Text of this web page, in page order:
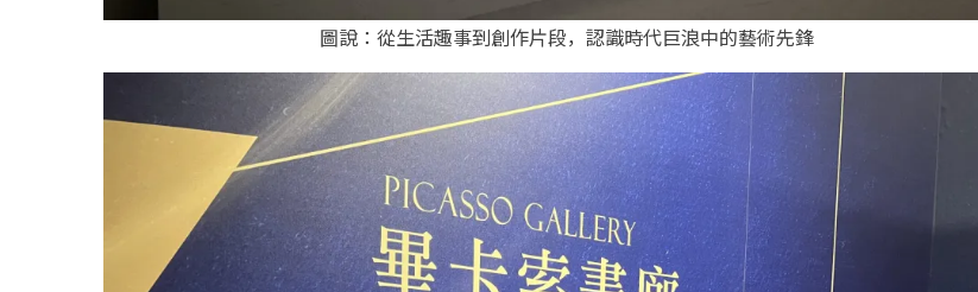
圖說：從生活趣事到創作片段，認識時代巨浪中的藝術先鋒